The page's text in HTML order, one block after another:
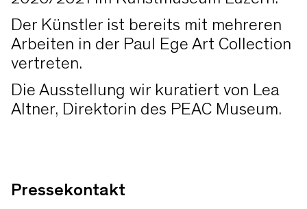
Der Künstler ist bereits mit mehreren
Arbeiten in der Paul Ege Art Collection
vertreten.
Die Ausstellung wir kuratiert von Lea
Altner, Direktorin des PEAC Museum.
Pressekontakt